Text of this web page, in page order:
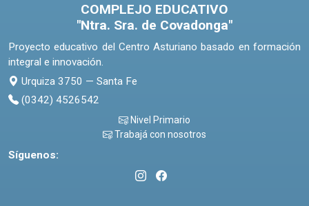
COMPLEJO EDUCATIVO
"Ntra. Sra. de Covadonga"
Proyecto educativo del Centro Asturiano basado en formación
integral e innovación.
Urquiza 3750 — Santa Fe
(0342) 4526542
Nivel Primario
Trabajá con nosotros
Síguenos: